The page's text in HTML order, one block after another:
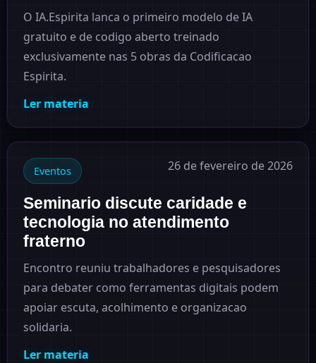
O IA.Espirita lanca o primeiro modelo de IA
gratuito e de codigo aberto treinado
exclusivamente nas 5 obras da Codificacao
Espirita.
Ler materia
Eventos 26 de fevereiro de 2026
Seminario discute caridade e
tecnologia no atendimento
fraterno
Encontro reuniu trabalhadores e pesquisadores
para debater como ferramentas digitais podem
apoiar escuta, acolhimento e organizacao
solidaria.
Ler materia